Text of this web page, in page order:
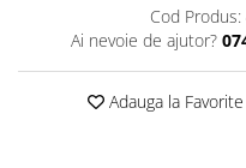
Cod Produs:
Ai nevoie de ajutor?
Adauga la Favorite